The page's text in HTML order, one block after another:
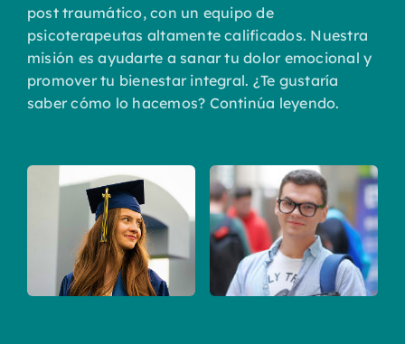
post traumático, con un equipo de
psicoterapeutas altamente calificados. Nuestra
misión es ayudarte a sanar tu dolor emocional y
promover tu bienestar integral. ¿Te gustaría
saber cómo lo hacemos? Continúa leyendo.